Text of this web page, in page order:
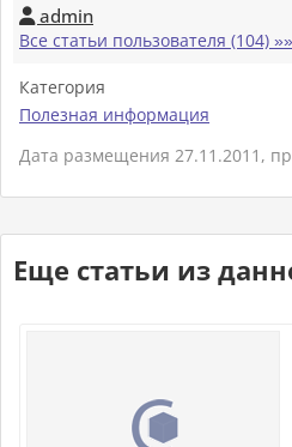
 admin
Все статьи пользователя (104) »»
Категория
Полезная информация
Дата размещения 27.11.2011,
Еще статьи из